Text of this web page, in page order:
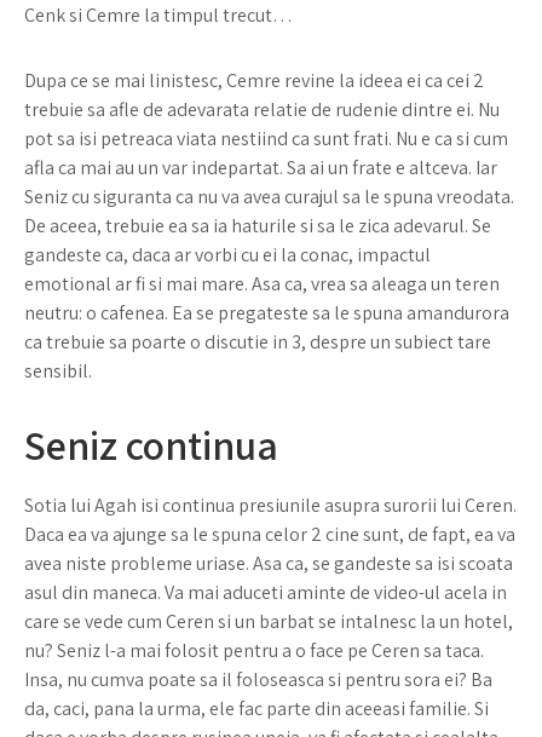
Cenk si Cemre la timpul trecut…
Dupa ce se mai linistesc, Cemre revine la ideea ei ca cei 2
trebuie sa afle de adevarata relatie de rudenie dintre ei. Nu
pot sa isi petreaca viata nestiind ca sunt frati. Nu e ca si cum
afla ca mai au un var indepartat. Sa ai un frate e altceva. Iar
Seniz cu siguranta ca nu va avea curajul sa le spuna vreodata.
De aceea, trebuie ea sa ia haturile si sa le zica adevarul. Se
gandeste ca, daca ar vorbi cu ei la conac, impactul
emotional ar fi si mai mare. Asa ca, vrea sa aleaga un teren
neutru: o cafenea. Ea se pregateste sa le spuna amandurora
ca trebuie sa poarte o discutie in 3, despre un subiect tare
sensibil.
Seniz continua
Sotia lui Agah isi continua presiunile asupra surorii lui Ceren.
Daca ea va ajunge sa le spuna celor 2 cine sunt, de fapt, ea va
avea niste probleme uriase. Asa ca, se gandeste sa isi scoata
asul din maneca. Va mai aduceti aminte de video-ul acela in
care se vede cum Ceren si un barbat se intalnesc la un hotel,
nu? Seniz l-a mai folosit pentru a o face pe Ceren sa taca.
Insa, nu cumva poate sa il foloseasca si pentru sora ei? Ba
da, caci, pana la urma, ele fac parte din aceeasi familie. Si